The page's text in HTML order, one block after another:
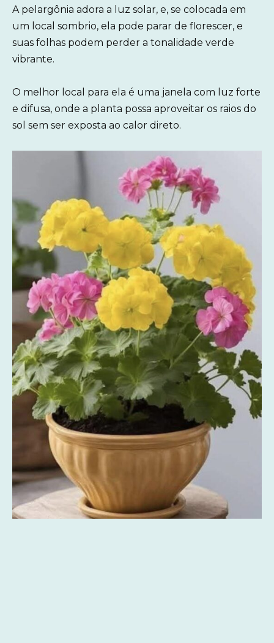
A pelargônia adora a luz solar, e, se colocada em
um local sombrio, ela pode parar de florescer, e
suas folhas podem perder a tonalidade verde
vibrante.
O melhor local para ela é uma janela com luz forte
e difusa, onde a planta possa aproveitar os raios do
sol sem ser exposta ao calor direto.